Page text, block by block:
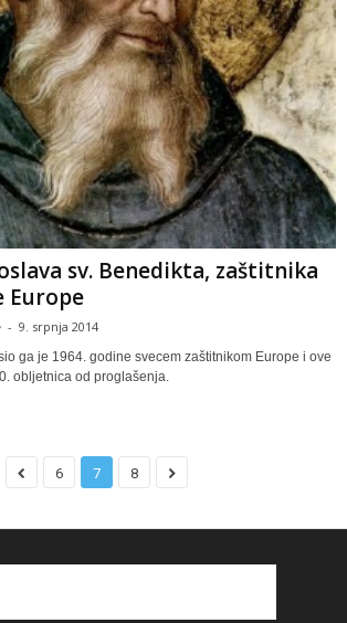
sv. Benedikta, zaštitnika
Europe
- 9. srpnja 2014
ga je 1964. godine svecem zaštitnikom Europe i ove
obljetnica od proglašenja.
6 7 8